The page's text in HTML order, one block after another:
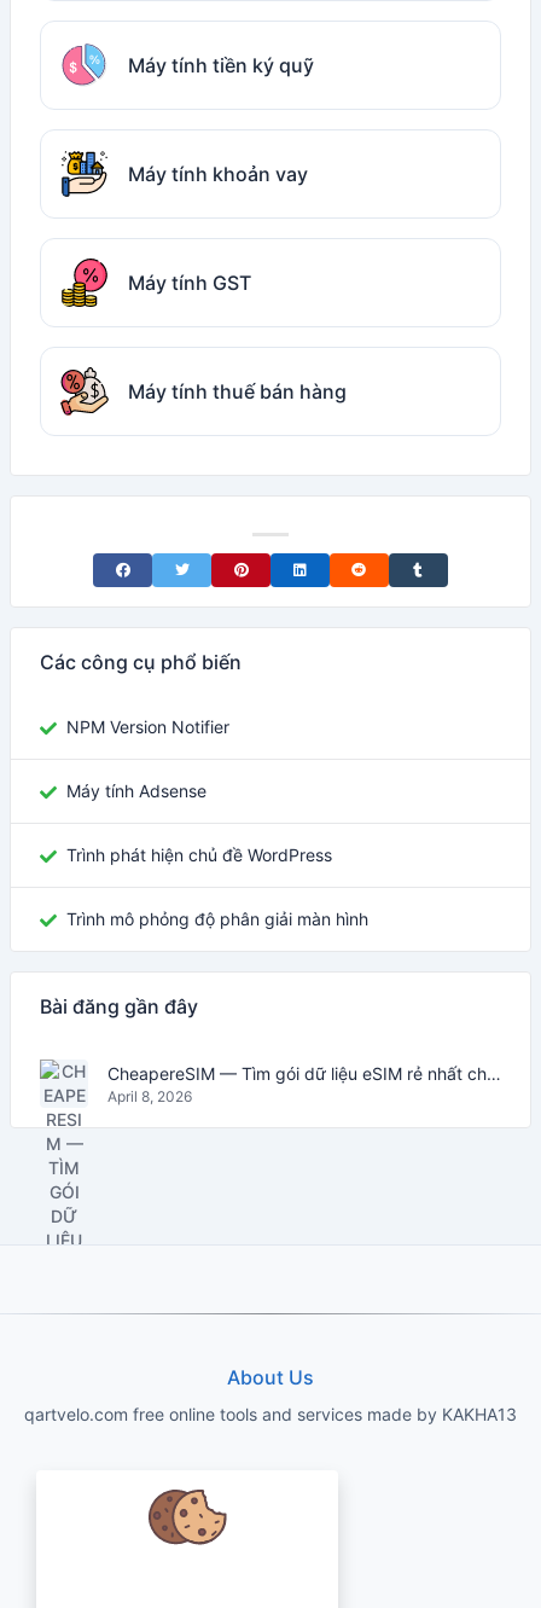
Máy tính tiền ký quỹ
Máy tính khoản vay
Máy tính GST
Máy tính thuế bán hàng
Share on Facebook
Share on TwitterShare on Pinterest
Share on LinkedIn
Share on RedditShare on Tumblr
Các công cụ phổ biến
NPM Version Notifier
Máy tính Adsense
Trình phát hiện chủ đề WordPress
Trình mô phỏng độ phân giải màn hình
Bài đăng gần đây
CheapereSIM — Tìm gói dữ liệu eSIM rẻ nhất cho du lịch năm 2026
April 8, 2026
About Us
qartvelo.com free online tools and services made by KAKHA13